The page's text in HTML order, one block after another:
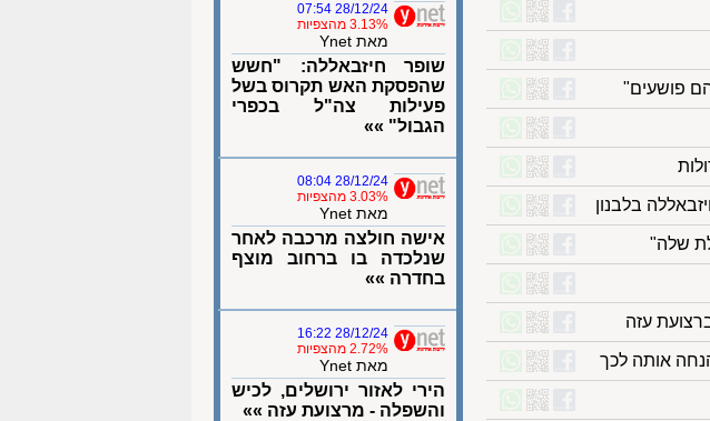
פושעים"
שלה"
אותה לכך
28/12/24 07:54
3.13% מהצפיות
מאת Ynet
שופר חיזבאללה: "חשש
שהפסקת האש תקרוס בשל
פעילות צה"ל בכפרי
הגבול" »»
28/12/24 08:04
3.03% מהצפיות
מאת Ynet
אישה חולצה מרכבה לאחר
שנלכדה בו ברחוב מוצף
בחדרה »»
28/12/24 16:22
2.72% מהצפיות
מאת Ynet
הירי לאזור ירושלים, לכיש
והשפלה - מרצועת עזה »»